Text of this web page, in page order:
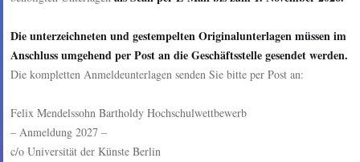
Die unterzeichneten und gestempelten Originalunterlagen müssen im
Anschluss umgehend per Post an die Geschäftsstelle gesendet werden.
Die kompletten Anmeldeunterlagen senden Sie bitte per Post an:
Felix Mendelssohn Bartholdy Hochschulwettbewerb
– Anmeldung 2027 –
c/o Universität der Künste Berlin